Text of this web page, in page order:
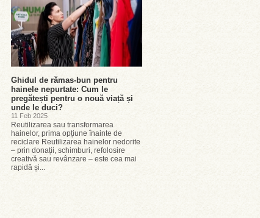
Ghidul de rămas-bun pentru
hainele nepurtate: Cum le
pregătești pentru o nouă viață și
unde le duci?
11 Feb 2025
Reutilizarea sau transformarea
hainelor, prima opțiune înainte de
reciclare Reutilizarea hainelor nedorite
– prin donații, schimburi, refolosire
creativă sau revânzare – este cea mai
rapidă și...